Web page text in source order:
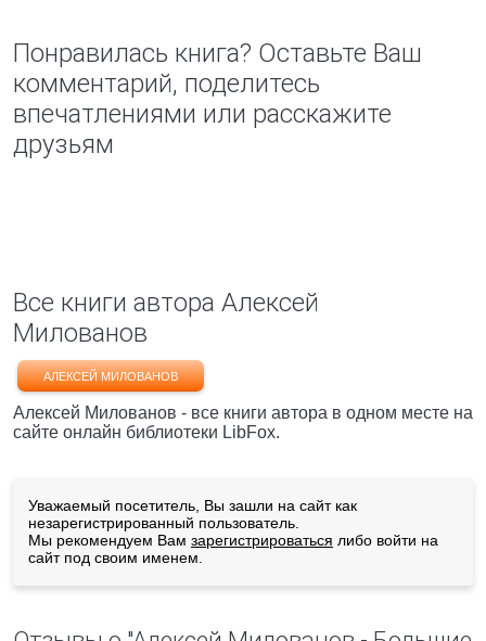
Понравилась книга? Оставьте Ваш
комментарий, поделитесь
впечатлениями или расскажите
друзьям
Все книги автора Алексей
Милованов
АЛЕКСЕЙ МИЛОВАНОВ
Алексей Милованов - все книги автора в одном месте на
сайте онлайн библиотеки LibFox.
Уважаемый посетитель, Вы зашли на сайт как
незарегистрированный пользователь.
Мы рекомендуем Вам зарегистрироваться либо войти на
сайт под своим именем.